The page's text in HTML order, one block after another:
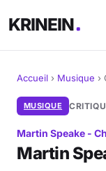
KRINEIN
Cinéma
Séries
Accueil › Musique ›
MUSIQUE
Martin Speake -
Martin